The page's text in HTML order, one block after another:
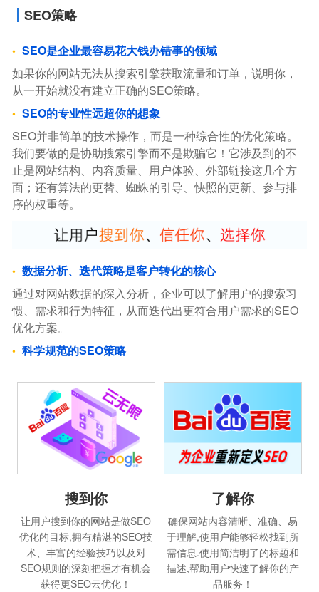
SEO策略
SEO是企业最容易花大钱办错事的领域
如果你的网站无法从搜索引擎获取流量和订单，说明你，
从一开始就没有建立正确的SEO策略。
SEO的专业性远超你的想象
SEO并非简单的技术操作，而是一种综合性的优化策略。
我们要做的是协助搜索引擎而不是欺骗它！它涉及到的不
止是网站结构、内容质量、用户体验、外部链接这几个方
面；还有算法的更替、蜘蛛的引导、快照的更新、参与排
序的权重等。
数据分析、迭代策略是客户转化的核心
通过对网站数据的深入分析，企业可以了解用户的搜索习
惯、需求和行为特征，从而迭代出更符合用户需求的SEO
优化方案。
科学规范的SEO策略
搜到你
让用户搜到你的网站是做SEO
优化的目标,拥有精湛的SEO技
术、丰富的经验技巧以及对
SEO规则的深刻把握才有机会
获得更SEO云优化！
了解你
确保网站内容清晰、准确、易
于理解,使用户能够轻松找到所
需信息.使用简洁明了的标题和
描述,帮助用户快速了解你的产
品服务！